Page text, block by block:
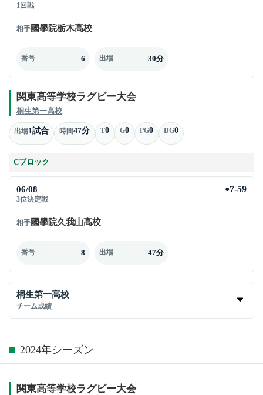
1回戦
相手國學院栃木高校
番号 6 出場 30分
関東高等学校ラグビー大会
桐生第一高校
出場1試合 時間47分 T0 G0 PG0 DG0
Cブロック
06/08
3位決定戦
●7-59
相手國學院久我山高校
番号 8 出場 47分
桐生第一高校
チーム成績
2024年シーズン
関東高等学校ラグビー大会